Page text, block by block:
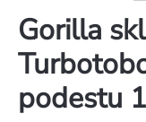
Gorilla
podestu